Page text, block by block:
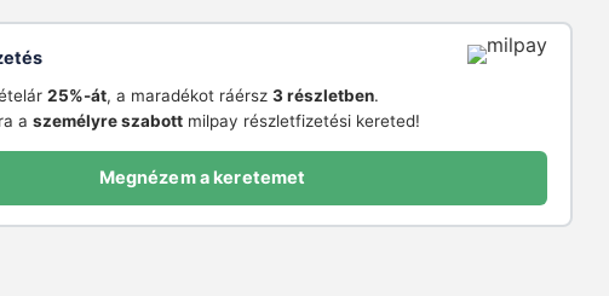
25%-át, a maradékot ráérsz 3 részletben.
a személyre szabottmilpay részletfizetési kereted!
Megnézem a keretemet